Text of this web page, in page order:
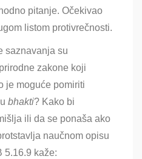
pitanje. Očekivao
listom protivrečnosti.
saznavanja su
zakone koji
je moguće pomiriti
bhakti? Kako bi
ili da se ponaša ako
naučnom opisu
5.16.9 kaže: